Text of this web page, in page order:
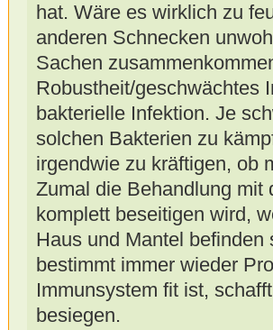
hat. Wäre es wirklich zu
anderen Schnecken
Sachen
Robustheit/geschwächtes
bakterielle Infektion. Je
solchen Bakterien zu
irgendwie zu kräftigen, ob
Zumal die Behandlung mit
komplett beseitigen wird,
Haus und Mantel
bestimmt immer wieder
Immunsystem fit ist,
besiegen.